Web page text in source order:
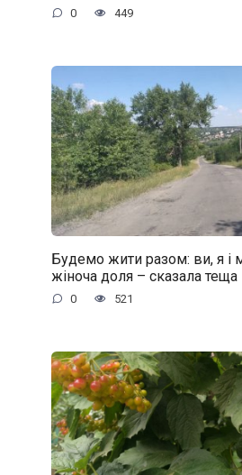
0 449
Будемо жити разом: ви, я і
жіноча доля – сказала
0 521